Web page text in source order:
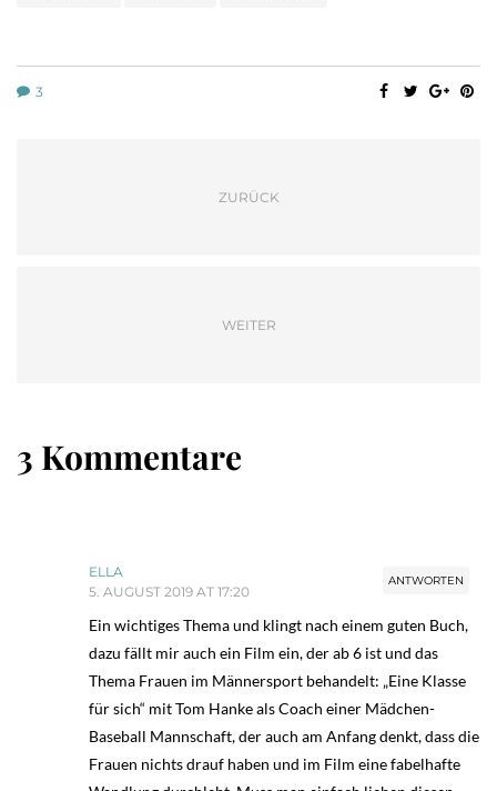
3
ZURÜCK
WEITER
3 Kommentare
ANTWORTEN
ELLA
5. AUGUST 2019 AT 17:20
Ein wichtiges Thema und klingt nach einem guten Buch,
dazu fällt mir auch ein Film ein, der ab 6 ist und das
Thema Frauen im Männersport behandelt: „Eine Klasse
für sich“ mit Tom Hanke als Coach einer Mädchen-
Baseball Mannschaft, der auch am Anfang denkt, dass die
Frauen nichts drauf haben und im Film eine fabelhafte